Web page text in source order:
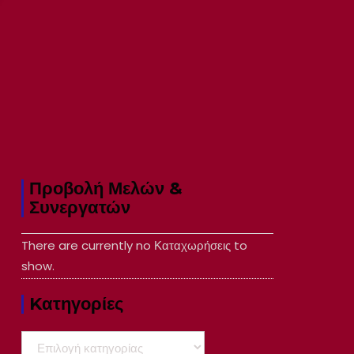
Προβολή Μελών &
Συνεργατών
There are currently no Καταχωρήσεις to
show.
Kατηγορίες
Kατηγορίες